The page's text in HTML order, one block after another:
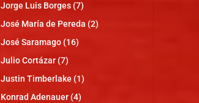
Jorge Luis Borges(7)
José María de Pereda (2)
José Saramago (16)
Julio Cortázar (7)
Justin Timberlake (1)
Konrad Adenauer (4)